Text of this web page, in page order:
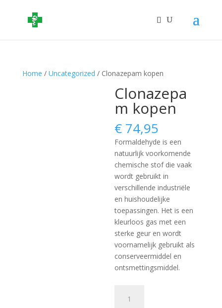
Home / Uncategorized / Clonazepam kopen
Clonazepa
m kopen
€ 74,95
Formaldehyde is een
natuurlijk voorkomende
chemische stof die vaak
wordt gebruikt in
verschillende industriële
en huishoudelijke
toepassingen. Het is een
kleurloos gas met een
sterke geur en wordt
voornamelijk gebruikt als
conserveermiddel en
ontsmettingsmiddel.
kopen